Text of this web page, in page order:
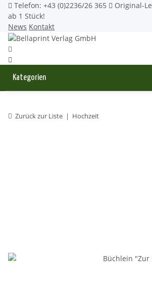
Telefon: +43 (0)2236/26 365
Original-
ab 1 Stück!
News Kontakt
Kategorien
Zurück zur Liste Hochzeit